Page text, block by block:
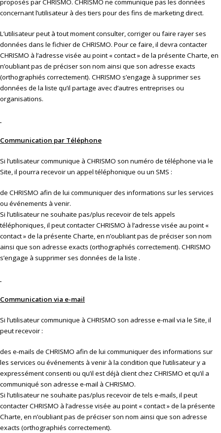
proposés par CHRISMO. CHRISMO ne communique pas les données
concernant l’utilisateur à des tiers pour des fins de marketing direct.
L’utilisateur peut à tout moment consulter, corriger ou faire rayer ses
données dans le fichier de CHRISMO. Pour ce faire, il devra contacter
CHRISMO à l’adresse visée au point « contact » de la présente Charte, en
n’oubliant pas de préciser son nom ainsi que son adresse exacts
(orthographiés correctement). CHRISMO s’engage à supprimer ses
données de la liste qu’il partage avec d’autres entreprises ou
organisations.
Communication par Téléphone
Si l’utilisateur communique à CHRISMO son numéro de téléphone via le
Site, il pourra recevoir un appel téléphonique ou un SMS :
de CHRISMO afin de lui communiquer des informations sur les services
ou événements à venir.
Si l’utilisateur ne souhaite pas/plus recevoir de tels appels
téléphoniques, il peut contacter CHRISMO à l’adresse visée au point «
contact » de la présente Charte, en n’oubliant pas de préciser son nom
ainsi que son adresse exacts (orthographiés correctement). CHRISMO
s’engage à supprimer ses données de la liste .
Communication via e-mail
Si l’utilisateur communique à CHRISMO son adresse e-mail via le Site, il
peut recevoir :
des e-mails de CHRISMO afin de lui communiquer des informations sur
les services ou événements à venir à la condition que l’utilisateur y a
expressément consenti ou qu’il est déjà client chez CHRISMO et qu’il a
communiqué son adresse e-mail à CHRISMO.
Si l’utilisateur ne souhaite pas/plus recevoir de tels e-mails, il peut
contacter CHRISMO à l’adresse visée au point « contact » de la présente
Charte, en n’oubliant pas de préciser son nom ainsi que son adresse
exacts (orthographiés correctement).